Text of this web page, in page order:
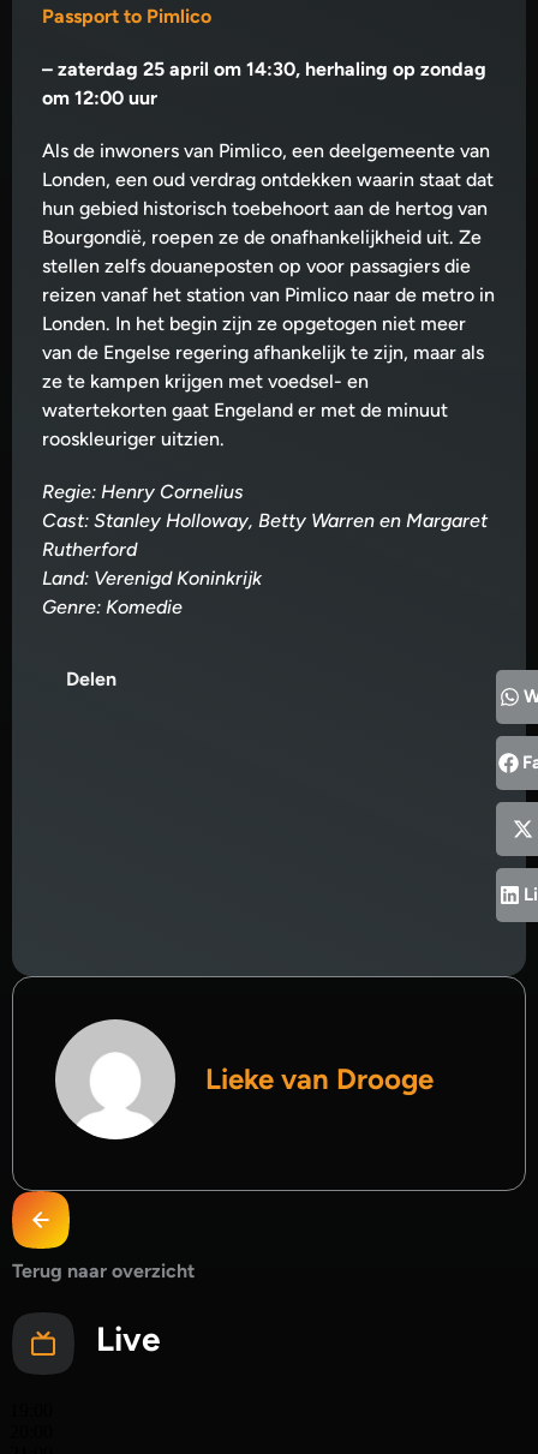
Passport to Pimlico
– zaterdag 25 april om 14:30, herhaling op zondag
om 12:00 uur
Als de inwoners van Pimlico, een deelgemeente van
Londen, een oud verdrag ontdekken waarin staat dat
hun gebied historisch toebehoort aan de hertog van
Bourgondië, roepen ze de onafhankelijkheid uit. Ze
stellen zelfs douaneposten op voor passagiers die
reizen vanaf het station van Pimlico naar de metro in
Londen. In het begin zijn ze opgetogen niet meer
van de Engelse regering afhankelijk te zijn, maar als
ze te kampen krijgen met voedsel- en
watertekorten gaat Engeland er met de minuut
rooskleuriger uitzien.
Regie: Henry Cornelius
Cast: Stanley Holloway, Betty Warren en Margaret
Rutherford
Land: Verenigd Koninkrijk
Genre: Komedie
Delen
Lieke van Drooge
Terug naar overzicht
Live